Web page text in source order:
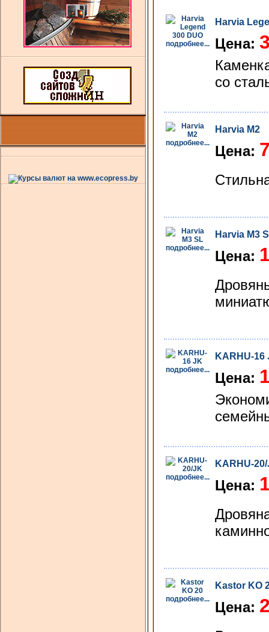
подробнее...
Harvia
Цена:
со
подробнее...
Harvia M2
Цена:
подробнее...
Harvia M3
Цена:
подробнее...
KARHU-16
Цена:
подробнее...
KARHU-
Цена:
подробнее...
Kastor KO
Цена: